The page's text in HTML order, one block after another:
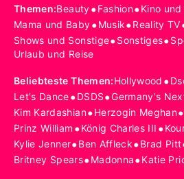
Themen:Beauty•Fashion•Kino und
Mama und Baby•Musik•Reality TV
Shows und Sonstige•Sonstiges•
Urlaub und Reise
Beliebteste Themen:Hollywood •
Let's Dance•DSDS•Germany's
Kim Kardashian•Herzogin Meghan•
Prinz William •König Charles III •
Kylie Jenner•Ben Affleck•Brad Pitt
Britney Spears•Madonna•Katie